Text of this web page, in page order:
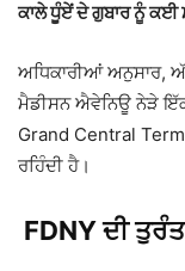
ਕਾਲੇ ਧੂੰਏਂ ਦੇ ਗੁਬਾਰ ਨੂੰ
ਅਧਿਕਾਰੀਆਂ ਅਨੁਸਾਰ,
ਮੈਡੀਸਨ ਐਵੇਨਿਊ ਨੇੜੇ
Grand Central
ਰਹਿੰਦੀ ਹੈ।
FDNY ਦੀ